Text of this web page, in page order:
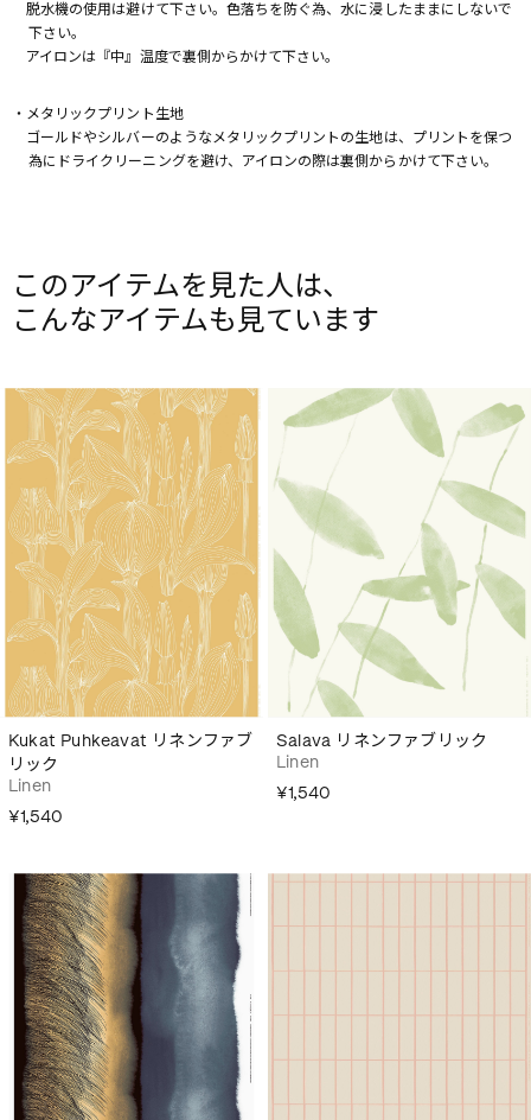
脱水機の使用は避けて下さい。色落ちを防ぐ為、水に浸したままにしないで
下さい。
アイロンは『中』温度で裏側からかけて下さい。
・メタリックプリント生地
ゴールドやシルバーのようなメタリックプリントの生地は、プリントを保つ
為にドライクリーニングを避け、アイロンの際は裏側からかけて下さい。
このアイテムを見た人は、
こんなアイテムも見ています
Kukat Puhkeavat リネンファブ
リック
Linen
¥1,540
Salava リネンファブリック
Linen
¥1,540